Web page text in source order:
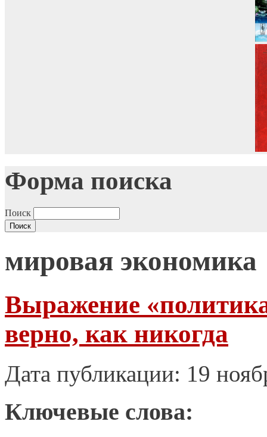
Форма поиска
Поиск
мировая экономика
Выражение
верно, как никогда
Дата публикации: 19
Ключевые слова: